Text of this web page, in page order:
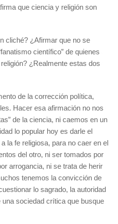
que ciencia y religión son
cliché? ¿Afirmar que no se
científico” de quienes
¿Realmente estas dos
de la corrección política,
Hacer esa afirmación no nos
de la ciencia, ni caemos en un
lo popular hoy es darle el
la fe religiosa, para no caer en el
del otro, ni ser tomados por
arrogancia, ni se trata de herir
tenemos la convicción de
lo sagrado, la autoridad
sociedad crítica que busque